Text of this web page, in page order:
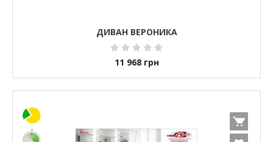
ДИВАН ВЕРОНИКА
11 968 грн